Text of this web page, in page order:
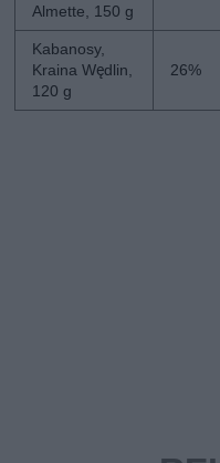
Almette, 150 g
Kabanosy,
Kraina Wędlin,
120 g
26%